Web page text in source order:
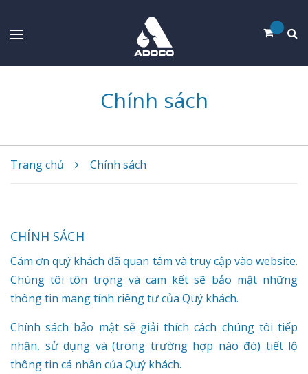
Chính sách
Trang chủ Chính sách
CHÍNH SÁCH
Cám ơn quý khách đã quan tâm và truy cập vào website.
Chúng tôi tôn trọng và cam kết sẽ bảo mật những
thông tin mang tính riêng tư của Quý khách.
Chính sách bảo mật sẽ giải thích cách chúng tôi tiếp
nhận, sử dụng và (trong trường hợp nào đó) tiết lộ
thông tin cá nhân của Quý khách.